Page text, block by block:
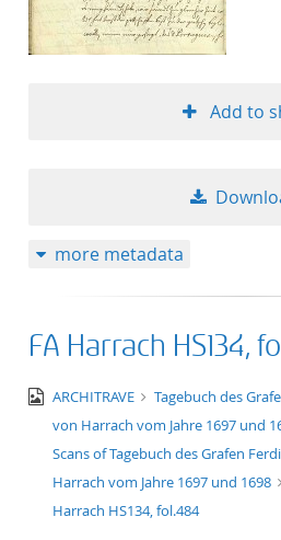
Add to
more metadata
FA Harrach HS134,
image/jpeg
ARCHITRAVE
Tagebuch des
von Harrach vom Jahre 1697 und
Scans of Tagebuch des Grafen
Harrach vom Jahre 1697 und 1698
Harrach HS134, fol.484